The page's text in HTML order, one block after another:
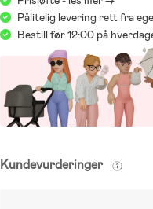
Pålitelig levering rett fra
Bestill før 12:00 på
Kundevurderinger